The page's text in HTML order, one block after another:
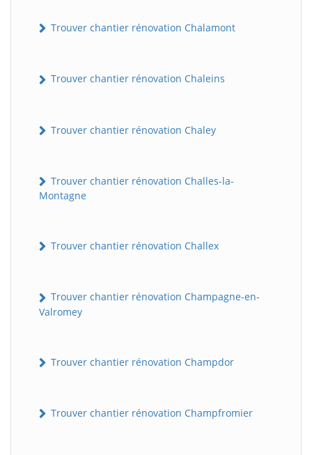
Trouver chantier rénovation Chalamont
Trouver chantier rénovation Chaleins
Trouver chantier rénovation Chaley
Trouver chantier rénovation Challes-la-
Montagne
Trouver chantier rénovation Challex
Trouver chantier rénovation Champagne-en-
Valromey
Trouver chantier rénovation Champdor
Trouver chantier rénovation Champfromier